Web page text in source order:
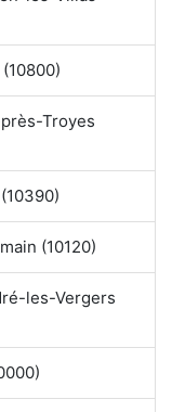
Troyes
(10120)
les-Vergers